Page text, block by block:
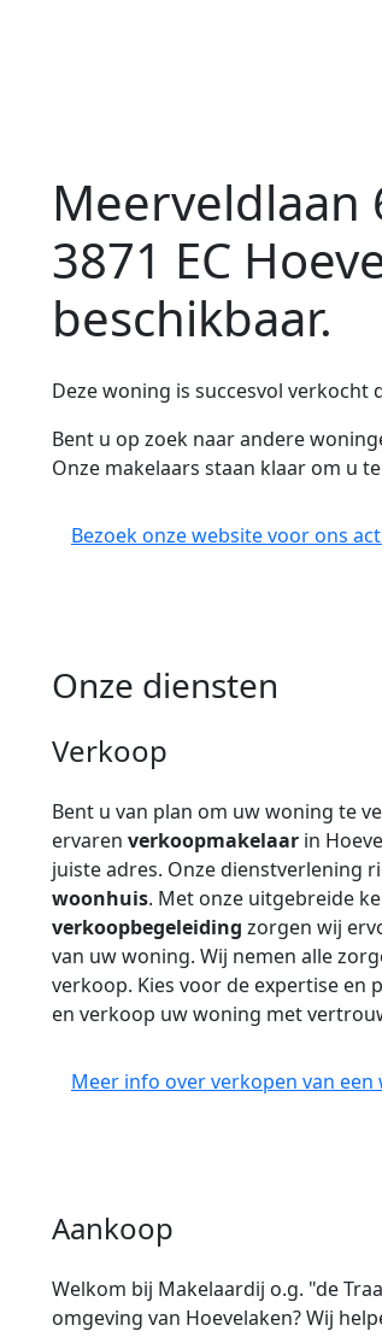
Meerveldlaan
3871 EC
beschikbaar.
Deze woning is succesvol
Bent u op zoek naar andere
Onze makelaars staan klaar om u
Bezoek onze website voor ons
Onze diensten
Verkoop
Bent u van plan om uw woning te
ervaren verkoopmakelaar in
juiste adres. Onze dienstverlening
woonhuis. Met onze uitgebreide
verkoopbegeleiding zorgen wij
van uw woning. Wij nemen alle
verkoop. Kies voor de expertise en
en verkoop uw woning met
Meer info over verkopen van
Aankoop
Welkom bij Makelaardij o.g. "de
omgeving van Hoevelaken? Wij